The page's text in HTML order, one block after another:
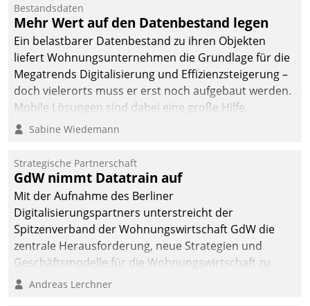
Datatrain. Die meravis
Wohnungsbau- und
Immobilien GmbH hat
sich dabei für den Betrieb
der Lösung über die SAP
Cloud Platform
entschieden - als erstes
Unternehmen am
Bestandsdaten
Mehr Wert auf den Datenbestand legen
Ein belastbarer Datenbestand zu ihren Objekten
liefert Wohnungsunternehmen die Grundlage für die
Megatrends Digitalisierung und Effizienzsteigerung –
doch vielerorts muss er erst noch aufgebaut werden.
Mobile Lösungen sind dabei eine große Hilfe.
Sabine Wiedemann
Strategische Partnerschaft
GdW nimmt Datatrain auf
Mit der Aufnahme des Berliner
Digitalisierungspartners unterstreicht der
Spitzenverband der Wohnungswirtschaft GdW die
zentrale Herausforderung, neue Strategien und
Geschäftsmodelle für die Wohnungswirtschaft zu
entwickeln.
Andreas Lerchner